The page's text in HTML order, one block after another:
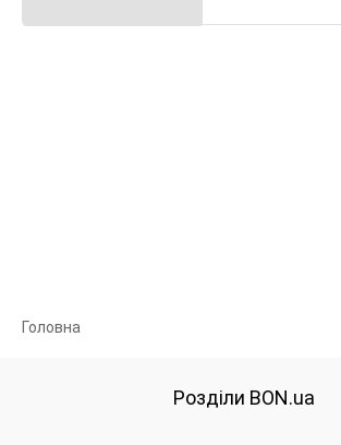
Головна
Розділи BON.ua